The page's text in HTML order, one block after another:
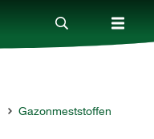
Gazonmeststoffen